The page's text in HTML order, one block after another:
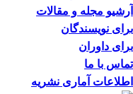
آرشیو مجله و مقالات
برای نویسندگان
برای داوران
تماس با ما
اطلاعات آماری نشریه